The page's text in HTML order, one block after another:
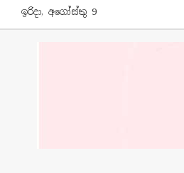
ඉරිදා, අගෝස්තු 9